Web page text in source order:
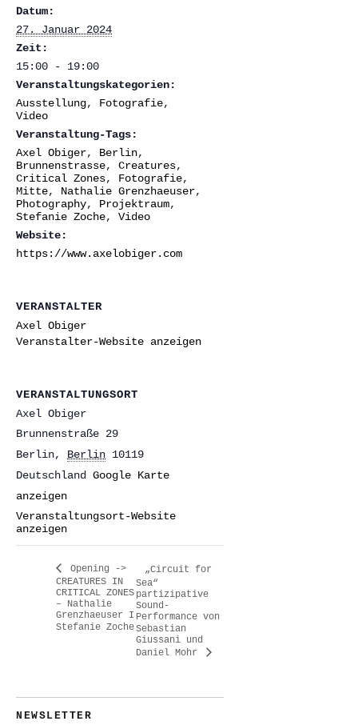
Datum:
27. Januar 2024
Zeit:
15:00 - 19:00
Veranstaltungskategorien:
Ausstellung, Fotografie,
Video
Veranstaltung-Tags:
Axel Obiger, Berlin,
Brunnenstrasse, Creatures,
Critical Zones, Fotografie,
Mitte, Nathalie Grenzhaeuser,
Photography, Projektraum,
Stefanie Zoche, Video
Website:
https://www.axelobiger.com
VERANSTALTUNGSORT
Axel Obiger
Brunnenstraße 29
Berlin, Berlin 10119
Deutschland
Google Karte
anzeigen
Veranstaltungsort-Website
anzeigen
VERANSTALTER
Axel Obiger
Veranstalter-Website anzeigen
Opening ->
CREATURES IN
CRITICAL ZONES
– Nathalie
Grenzhaeuser I
Stefanie Zoche
„Circuit for
Sea“
partizipative
Sound-
Performance von
Sebastian
Giussani und
Daniel Mohr
NEWSLETTER